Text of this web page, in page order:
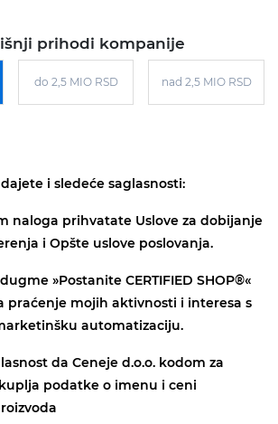
prihodi kompanije
do 2,5 MIO RSD nad 2,5 MIO RSD
i sledeće saglasnosti:
naloga prihvatate Uslove za dobijanje
i Opšte uslove poslovanja.
»Postanite CERTIFIED SHOP®«
praćenje mojih aktivnosti i interesa s
automatizaciju.
da Ceneje d.o.o. kodom za
podatke o imenu i ceni